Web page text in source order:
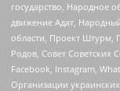
государство, Народное
движение Адат,
области, Проект Штурм,
Родов, Совет Советских
Facebook, Instagram,
Организации